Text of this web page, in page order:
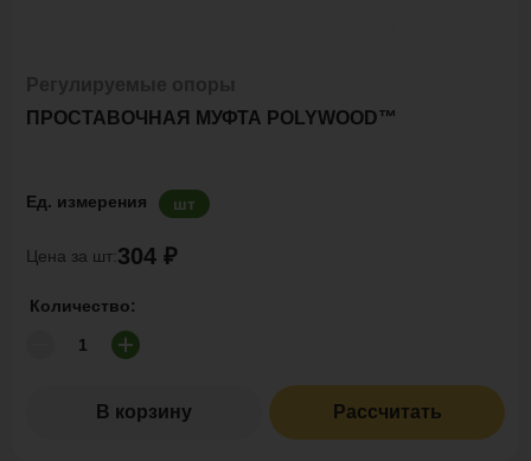
ПРОСТАВОЧНАЯ МУФТА POLYWOOD™
Ед. измерения шт
Цена за шт:304 ₽
Количество:
В корзину Рассчитать